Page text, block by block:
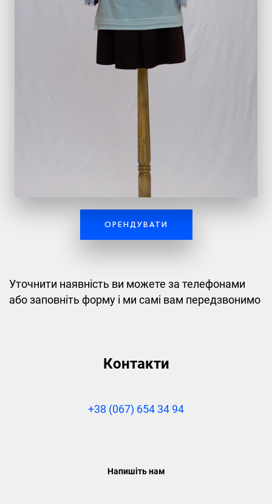
ОРЕНДУВАТИ
Уточнити наявність ви можете за телефонами
або заповніть форму і ми самі вам передзвонимо
Контакти
+38 (067) 654 34 94
Напишіть нам